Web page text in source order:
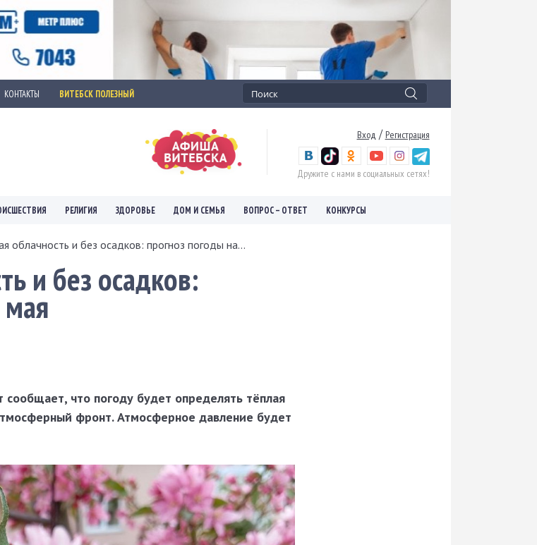
КОНТАКТЫ ВИТЕБСК ПОЛЕЗНЫЙ
Вход / Регистрация
Дружите с нами в социальных сетях!
РЕЛИГИЯ ЗДОРОВЬЕ ДОМ И СЕМЬЯ ВОПРОС – ОТВЕТ КОНКУРСЫ
облачность и без осадков: прогноз погоды на...
и без осадков:
что погоду будет определять тёплая
фронт. Атмосферное давление будет